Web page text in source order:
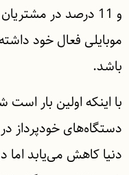
و 11 درصد در مشتریان
موبایلی فعال خود
باشد.
با اینکه اولین بار است
دستگاه‌های خودپرداز در
دنیا کاهش می‌یابد اما